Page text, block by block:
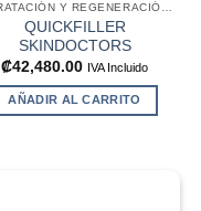
HIDRATACIÓN Y REGENERACIÓN FACIAL
QUICKFILLER
SKINDOCTORS
₡42,480.00 IVA Incluido
AÑADIR AL CARRITO